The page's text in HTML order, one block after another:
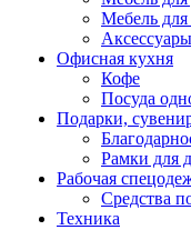
Мебель для
Офисная кухня
Кофе
Посуда
Подарки,
Рамки для
Рабочая
Средства
Техника